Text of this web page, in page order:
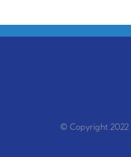
© Copyright 2022